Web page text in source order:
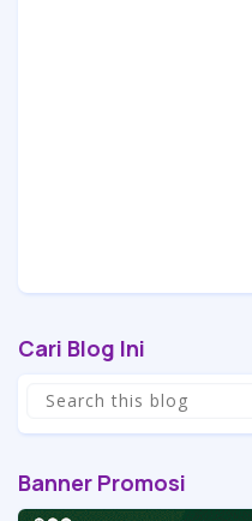
Cari Blog Ini
Banner Promosi